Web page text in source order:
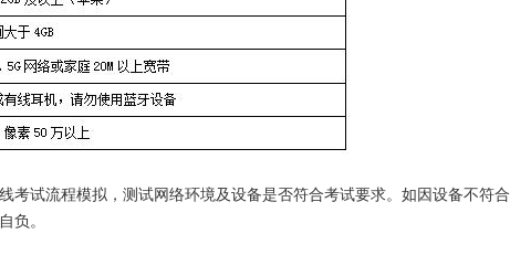
考试流程模拟，测试网络环境及设备是否符合考试要求。如因设备不符合
负。